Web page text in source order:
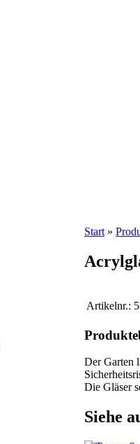
Start »
Artikelnr.:
Der Garten
Die Gläser
Siehe